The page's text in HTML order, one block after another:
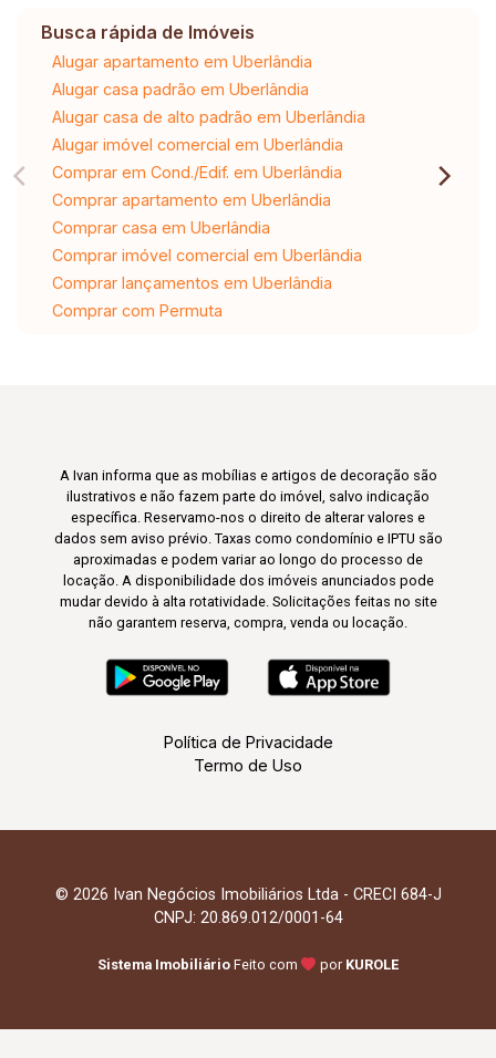
Busca rápida de Imóveis
Alugar apartamento em Uberlândia
Alugar casa padrão em Uberlândia
Alugar casa de alto padrão em Uberlândia
Alugar imóvel comercial em Uberlândia
Comprar em Cond./Edif. em Uberlândia
Comprar apartamento em Uberlândia
Comprar casa em Uberlândia
Comprar imóvel comercial em Uberlândia
Comprar lançamentos em Uberlândia
Comprar com Permuta
A Ivan informa que as mobílias e artigos de decoração são
ilustrativos e não fazem parte do imóvel, salvo indicação
específica. Reservamo-nos o direito de alterar valores e
dados sem aviso prévio. Taxas como condomínio e IPTU são
aproximadas e podem variar ao longo do processo de
locação. A disponibilidade dos imóveis anunciados pode
mudar devido à alta rotatividade. Solicitações feitas no site
não garantem reserva, compra, venda ou locação.
Política de Privacidade
Termo de Uso
© 2026 Ivan Negócios Imobiliários Ltda - CRECI 684-J
CNPJ: 20.869.012/0001-64
Sistema Imobiliário Feito com por KUROLE